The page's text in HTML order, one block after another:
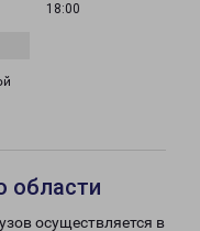
18:00
области
осуществляется в